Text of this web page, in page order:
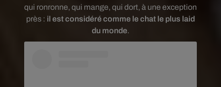
qui ronronne, qui mange, qui dort, à une exception
près : il est considéré comme le chat le plus laid
du monde.